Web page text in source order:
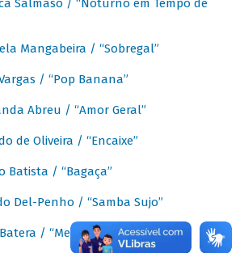
Salmaso / “Noturno em Tempo de
Mangabeira / “Sobregal”
/ “Pop Banana”
Abreu / “Amor Geral”
de Oliveira / “Encaixe”
Batista / “Bagaça”
Del-Penho / “Samba Sujo”
/ “Meu Pandeiro”